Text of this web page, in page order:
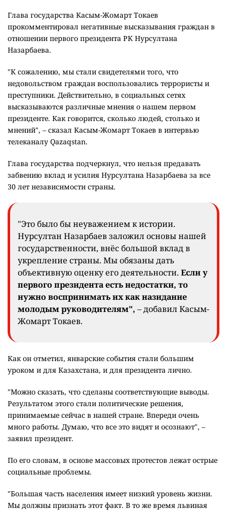
Глава государства Касым-Жомарт Токаев
прокомментировал негативные высказывания граждан в
отношении первого президента РК Нурсултана
Назарбаева.
"К сожалению, мы стали свидетелями того, что
недовольством граждан воспользовались террористы и
преступники. Действительно, в социальных сетях
высказываются различные мнения о нашем первом
президенте. Как говорится, сколько людей, столько и
мнений", – сказал Касым-Жомарт Токаев в интервью
телеканалу Qazaqstan.
Глава государства подчеркнул, что нельзя предавать
забвению вклад и усилия Нурсултана Назарбаева за все
30 лет независимости страны.
"Это было бы неуважением к истории.
Нурсултан Назарбаев заложил основы нашей
государственности, внёс большой вклад в
укрепление страны. Мы обязаны дать
объективную оценку его деятельности. Если у
первого президента есть недостатки, то
нужно воспринимать их как назидание
молодым руководителям", – добавил Касым-
Жомарт Токаев.
Как он отметил, январские события стали большим
уроком и для Казахстана, и для президента лично.
"Можно сказать, что сделаны соответствующие выводы.
Результатом этого стали политические решения,
принимаемые сейчас в нашей стране. Впереди очень
много работы. Думаю, что все это видят и осознают", –
заявил президент.
По его словам, в основе массовых протестов лежат острые
социальные проблемы.
"Большая часть населения имеет низкий уровень жизни.
Мы должны признать этот факт. В то же время львиная